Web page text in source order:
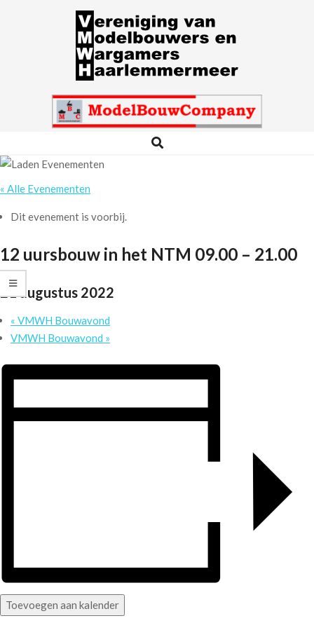
VMWH
Navigation
Search
« Alle Evenementen
Dit evenement is voorbij.
12 uursbouw in het NTM 09.00 – 21.00
21 augustus 2022
« VMWH Bouwavond
VMWH Bouwavond »
Toevoegen aan kalender